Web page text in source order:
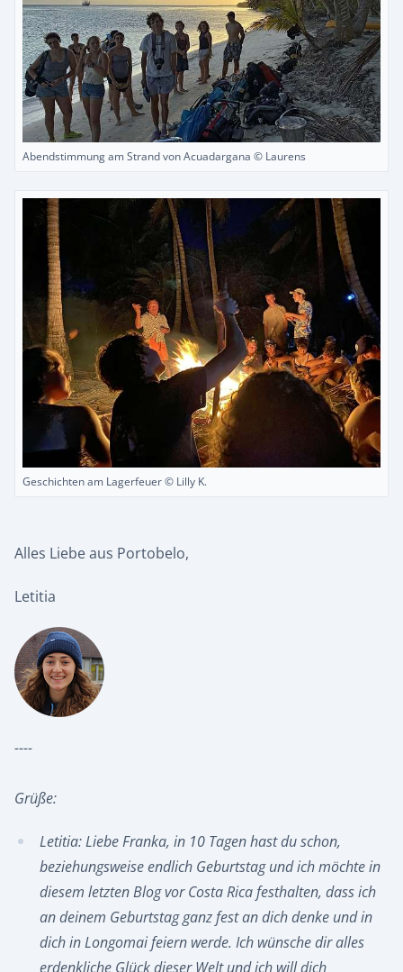
Abendstimmung am Strand von Acuadargana © Laurens
Geschichten am Lagerfeuer © Lilly K.
Alles Liebe aus Portobelo,
Letitia
----
Grüße:
Letitia: Liebe Franka, in 10 Tagen hast du schon,
beziehungsweise endlich Geburtstag und ich möchte in
diesem letzten Blog vor Costa Rica festhalten, dass ich
an deinem Geburtstag ganz fest an dich denke und in
dich in Longomai feiern werde. Ich wünsche dir alles
erdenkliche Glück dieser Welt und ich will dich